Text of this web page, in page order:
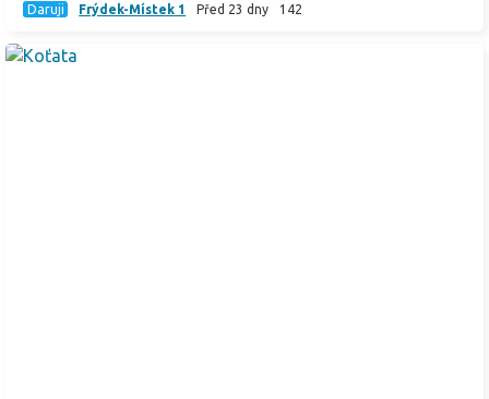
Daruji Frýdek-Místek 1 Před 23 dny 142